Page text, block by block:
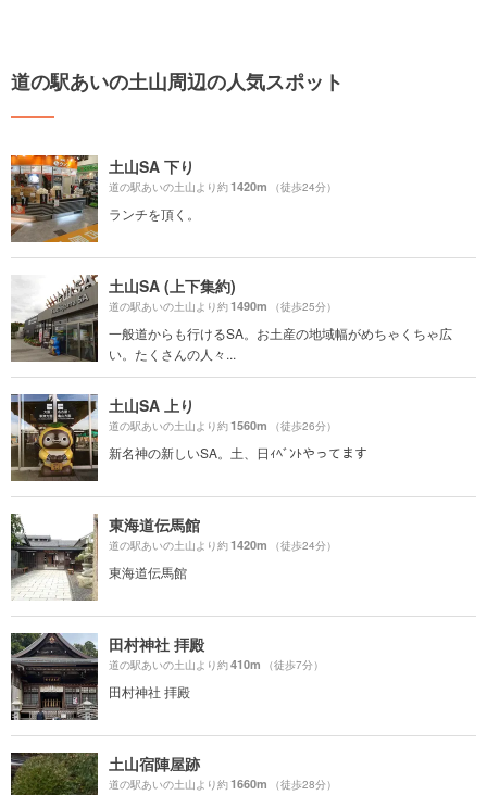
道の駅あいの土山周辺の人気スポット
土山SA 下り
道の駅あいの土山より約1420m （徒歩24分）
ランチを頂く。
土山SA (上下集約)
道の駅あいの土山より約1490m （徒歩25分）
一般道からも行けるSA。お土産の地域幅がめちゃくちゃ広
い。たくさんの人々...
土山SA 上り
道の駅あいの土山より約1560m （徒歩26分）
新名神の新しいSA。土、日ｨﾍﾞﾝﾄやってます
東海道伝馬館
道の駅あいの土山より約1420m （徒歩24分）
東海道伝馬館
田村神社 拝殿
道の駅あいの土山より約410m （徒歩7分）
田村神社 拝殿
土山宿陣屋跡
道の駅あいの土山より約1660m （徒歩28分）